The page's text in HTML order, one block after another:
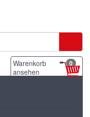
Warenkorb
ansehen
0